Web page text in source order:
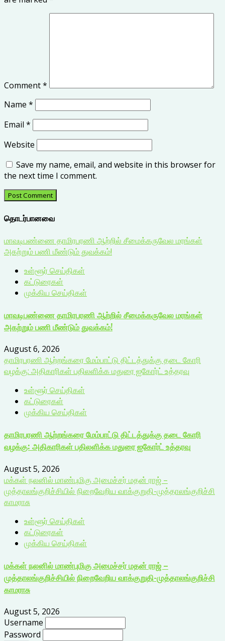
Comment*
Name *
Email *
Website
Save my name, email, and website in this browser for
the next time I comment.
தொடர்பானவை
மாவடிபண்ணை தாமிரபரணி ஆற்றில் சீமைக்கருவேல மரங்கள்
அகற்றும் பணி மீண்டும் துவக்கம்!
உள்ளூர் செய்திகள்
கட்டுரைகள்
முக்கிய செய்திகள்
மாவடிபண்ணை தாமிரபரணி ஆற்றில் சீமைக்கருவேல மரங்கள்
அகற்றும் பணி மீண்டும் துவக்கம்!
August 6, 2026
தாமிரபரணி ஆற்றங்கரை மேம்பாட்டு திட்டத்துக்கு தடை கோரி
வழக்கு: அதிகாரிகள் பதிலளிக்க மதுரை ஐகோர்ட் உத்தரவு
உள்ளூர் செய்திகள்
கட்டுரைகள்
முக்கிய செய்திகள்
தாமிரபரணி ஆற்றங்கரை மேம்பாட்டு திட்டத்துக்கு தடை கோரி
வழக்கு: அதிகாரிகள் பதிலளிக்க மதுரை ஐகோர்ட் உத்தரவு
August 5, 2026
மக்கள் நலனில் மாண்புமிகு அமைச்சர் மதன் ராஜ் –
முத்தாலங்குறிச்சியில் நிறைவேறிய வாக்குறுதி-முத்தாலங்குறிச்சி
காமராசு
உள்ளூர் செய்திகள்
கட்டுரைகள்
முக்கிய செய்திகள்
மக்கள் நலனில் மாண்புமிகு அமைச்சர் மதன் ராஜ் –
முத்தாலங்குறிச்சியில் நிறைவேறிய வாக்குறுதி-முத்தாலங்குறிச்சி
காமராசு
August 5, 2026
Username
Password